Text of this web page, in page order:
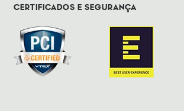
CERTIFICADOS E SEGURANÇA